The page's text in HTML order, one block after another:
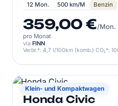
12 Mon. 500 km/M Benzin
359,00 €/Mon.
pro Monat
via FINN
Verbr.*: 4,7 l/100km (komb.) CO₂*:
Klein- und Kompaktwagen
HONDA
Honda Civic